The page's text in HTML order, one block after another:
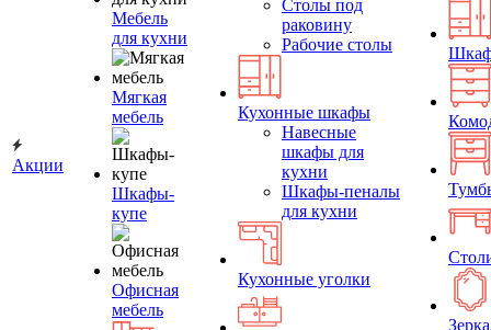
Акции
Мебель
для кухни
Мягкая
мебель
Шкафы-
купе
Офисная
мебель
Столы под
раковину
Рабочие столы
Кухонные шкафы
Навесные
шкафы для
кухни
Шкафы-пеналы
для кухни
Кухонные уголки